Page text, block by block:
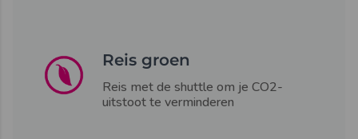
Reis groen
Reis met de shuttle om je CO2-
uitstoot te verminderen